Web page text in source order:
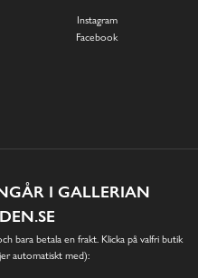
Instagram
Facebook
I GALLERIAN
bara betala en frakt. Klicka på valfri butik
automatiskt med):